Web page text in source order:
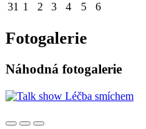
31 1 2 3 4 5 6
Fotogalerie
Náhodná fotogalerie